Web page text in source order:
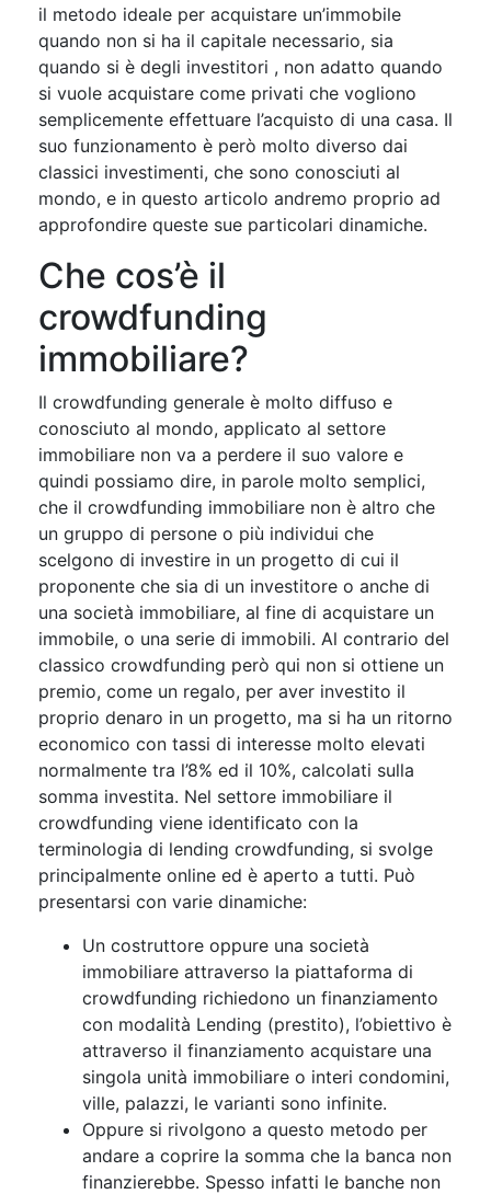
il metodo ideale per acquistare un’immobile
quando non si ha il capitale necessario, sia
quando si è degli investitori , non adatto quando
si vuole acquistare come privati che vogliono
semplicemente effettuare l’acquisto di una casa. Il
suo funzionamento è però molto diverso dai
classici investimenti, che sono conosciuti al
mondo, e in questo articolo andremo proprio ad
approfondire queste sue particolari dinamiche.
Che cos’è il
crowdfunding
immobiliare?
Il crowdfunding generale è molto diffuso e
conosciuto al mondo, applicato al settore
immobiliare non va a perdere il suo valore e
quindi possiamo dire, in parole molto semplici,
che il crowdfunding immobiliare non è altro che
un gruppo di persone o più individui che
scelgono di investire in un progetto di cui il
proponente che sia di un investitore o anche di
una società immobiliare, al fine di acquistare un
immobile, o una serie di immobili. Al contrario del
classico crowdfunding però qui non si ottiene un
premio, come un regalo, per aver investito il
proprio denaro in un progetto, ma si ha un ritorno
economico con tassi di interesse molto elevati
normalmente tra l’8% ed il 10%, calcolati sulla
somma investita. Nel settore immobiliare il
crowdfunding viene identificato con la
terminologia di lending crowdfunding, si svolge
principalmente online ed è aperto a tutti. Può
presentarsi con varie dinamiche:
Un costruttore oppure una società
immobiliare attraverso la piattaforma di
crowdfunding richiedono un finanziamento
con modalità Lending (prestito), l’obiettivo è
attraverso il finanziamento acquistare una
singola unità immobiliare o interi condomini,
ville, palazzi, le varianti sono infinite.
Oppure si rivolgono a questo metodo per
andare a coprire la somma che la banca non
finanzierebbe. Spesso infatti le banche non